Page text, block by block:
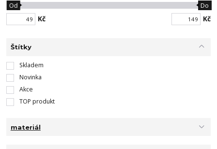
Kč
Od Do
Kč
Štítky
Skladem
Novinka
Akce
TOP produkt
materiál